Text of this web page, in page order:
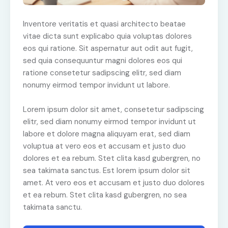
Inventore veritatis et quasi architecto beatae
vitae dicta sunt explicabo quia voluptas dolores
eos qui ratione. Sit aspernatur aut odit aut fugit,
sed quia consequuntur magni dolores eos qui
ratione consetetur sadipscing elitr, sed diam
nonumy eirmod tempor invidunt ut labore.
Lorem ipsum dolor sit amet, consetetur sadipscing
elitr, sed diam nonumy eirmod tempor invidunt ut
labore et dolore magna aliquyam erat, sed diam
voluptua at vero eos et accusam et justo duo
dolores et ea rebum. Stet clita kasd gubergren, no
sea takimata sanctus. Est lorem ipsum dolor sit
amet. At vero eos et accusam et justo duo dolores
et ea rebum. Stet clita kasd gubergren, no sea
takimata sanctu.